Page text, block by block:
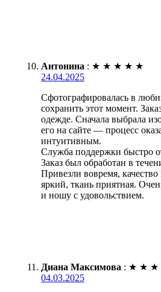
Антонина : ★ ★ ★ ★ ★
24.04.2025
Сфотографировалась в
сохранить этот момент.
одежде. Сначала выбрала
его на сайте — процесс
интуитивным.
Служба поддержки быстро
Заказ был обработан в
Привезли вовремя,
яркий, ткань приятная.
и ношу с удовольствием.
Диана Максимова : ★ ★ ★
04.03.2025